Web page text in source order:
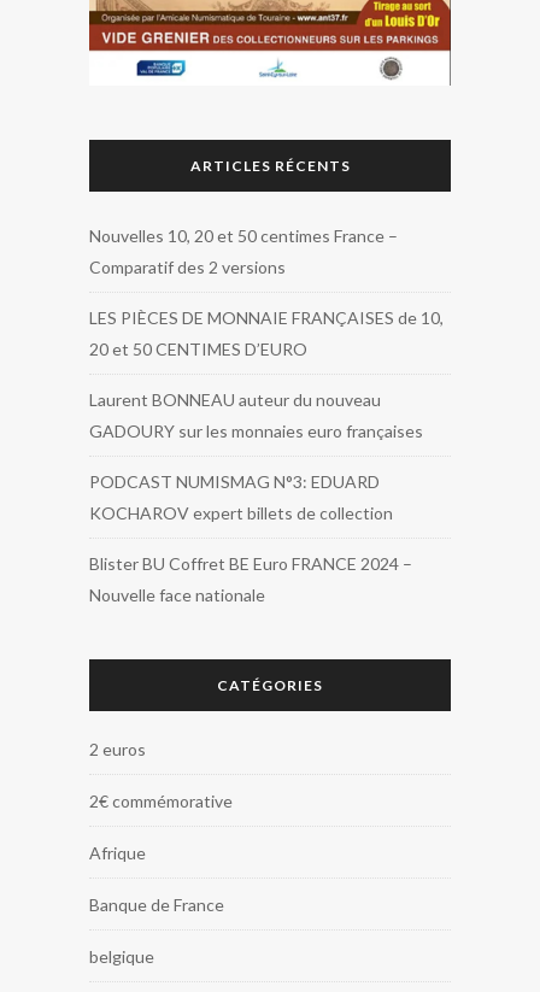
ARTICLES RÉCENTS
Nouvelles 10, 20 et 50 centimes France –
Comparatif des 2 versions
LES PIÈCES DE MONNAIE FRANÇAISES de 10,
20 et 50 CENTIMES D’EURO
Laurent BONNEAU auteur du nouveau
GADOURY sur les monnaies euro françaises
PODCAST NUMISMAG N°3: EDUARD
KOCHAROV expert billets de collection
Blister BU Coffret BE Euro FRANCE 2024 –
Nouvelle face nationale
CATÉGORIES
2 euros
2€ commémorative
Afrique
Banque de France
belgique